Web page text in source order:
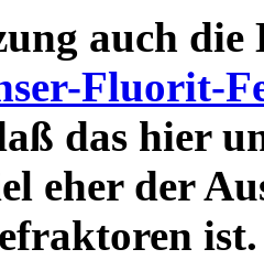
auch die
Fluorit-
das hier
eher der